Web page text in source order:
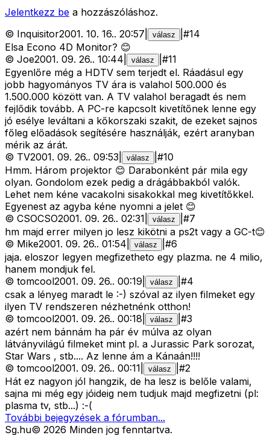
Jelentkezz be a hozzászóláshoz.
© Inquisitor2001. 10. 16.. 20:57 válasz #14
Elsa Econo 4D Monitor? 😊
© Joe2001. 09. 26.. 10:44 válasz #11
Egyenlőre még a HDTV sem terjedt el. Ráadásul egy
jobb hagyományos TV ára is valahol 500.000 és
1.500.000 között van. A TV valahol beragadt és nem
fejlődik tovább. A PC-re kapcsolt kivetítőnek lenne egy
jó esélye leváltani a kőkorszaki szakit, de ezeket sajnos
főleg előadások segítésére használják, ezért aranyban
mérik az árát.
© TV2001. 09. 26.. 09:53 válasz #10
Hmm. Három projektor 😊 Darabonként pár mila egy
olyan. Gondolom ezek pedig a drágábbakból valók.
Lehet nem kéne vacakolni sisakokkal meg kivetítőkkel.
Egyenest az agyba kéne nyomni a jelet 😊
© CSOCSO2001. 09. 26.. 02:31 válasz #7
hm majd errer milyen jo lesz kikötni a ps2t vagy a GC-t😊
© Mike2001. 09. 26.. 01:54 válasz #6
jaja. eloszor legyen megfizetheto egy plazma. ne 4 milio,
hanem mondjuk fel.
© tomcool2001. 09. 26.. 00:19 válasz #4
csak a lényeg maradt le :-) szóval az ilyen filmeket egy
ilyen TV rendszeren nézhetnénk otthon!
© tomcool2001. 09. 26.. 00:18 válasz #3
azért nem bánnám ha pár év múlva az olyan
látványvilágú filmeket mint pl. a Jurassic Park sorozat,
Star Wars , stb.... Az lenne ám a Kánaán!!!!
© tomcool2001. 09. 26.. 00:11 válasz #2
Hát ez nagyon jól hangzik, de ha lesz is belőle valami,
sajna mi még egy jóideig nem tudjuk majd megfizetni (pl:
plasma tv, stb...) :-(
További bejegyzések a fórumban...
Sg.hu© 2026 Minden jog fenntartva.